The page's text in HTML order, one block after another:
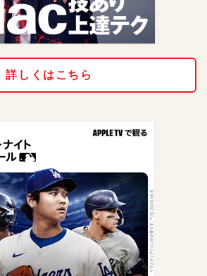
詳しくはこちら